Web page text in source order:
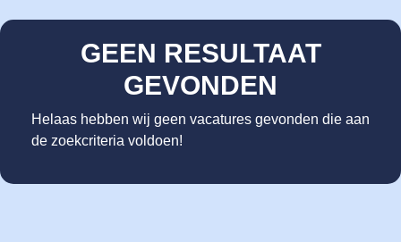
GEEN RESULTAAT
GEVONDEN
Helaas hebben wij geen vacatures gevonden die aan
de zoekcriteria voldoen!